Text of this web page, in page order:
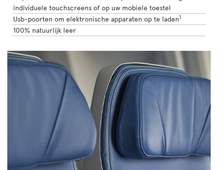
individuele touchscreens of op uw mobiele toestel
Usb-poorten om elektronische apparaten op te laden1
100% natuurlijk leer